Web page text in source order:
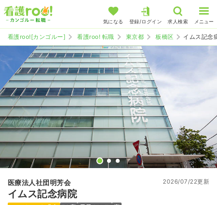
気になる 登録/ログイン 求人検索 メニュー
看護roo![カンゴルー] 看護roo! 転職 東京都 板橋区 イムス記念
医療法人社団明芳会
イムス記念病院
2026/07/22更新